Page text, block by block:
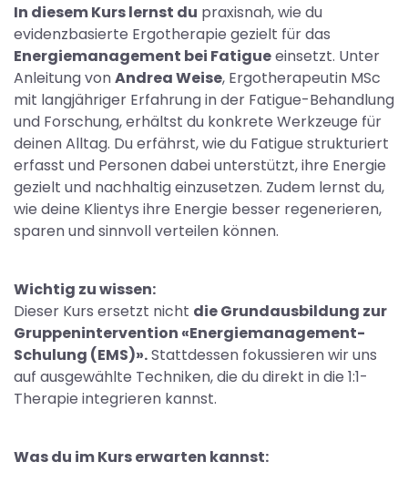
In diesem Kurs lernst du praxisnah, wie du
evidenzbasierte Ergotherapie gezielt für das
Energiemanagement bei Fatigueeinsetzt. Unter
Anleitung vonAndrea Weise, Ergotherapeutin MSc
mit langjähriger Erfahrung in der Fatigue-Behandlung
und Forschung, erhältst du konkrete Werkzeuge für
deinen Alltag. Du erfährst, wie du Fatigue strukturiert
erfasst und Personen dabei unterstützt, ihre Energie
gezielt und nachhaltig einzusetzen. Zudem lernst du,
wie deine Klientys ihre Energie besser regenerieren,
sparen und sinnvoll verteilen können.
Wichtig zu wissen:
Dieser Kurs ersetzt nicht die Grundausbildung zur
Gruppenintervention «Energiemanagement-
Schulung (EMS)».Stattdessen fokussieren wir uns
auf ausgewählte Techniken, die du direkt in die 1:1-
Therapie integrieren kannst.
Was du im Kurs erwarten kannst: